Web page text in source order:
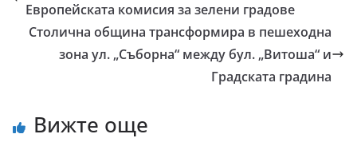
Европейската комисия за зелени градове
Столична община трансформира в пешеходна
зона ул. „Съборна“ между бул. „Витоша“ и
Градската градина
Вижте още